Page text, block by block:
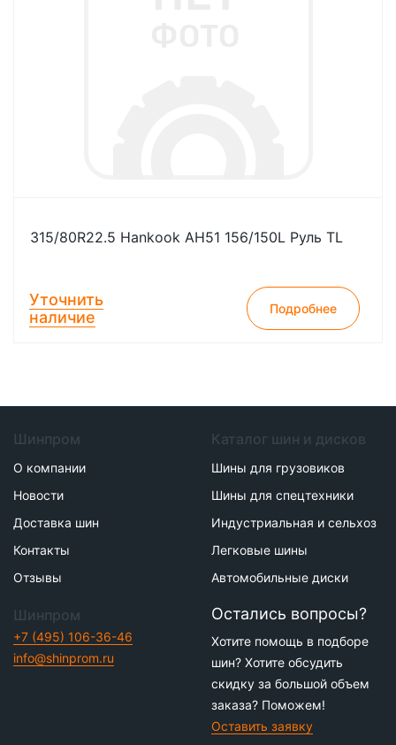
315/80R22.5 Hankook AH51 156/150L Руль TL
Уточнить
наличие
Подробнее
Шинпром
О компании
Новости
Доставка шин
Контакты
Отзывы
Каталог шин и дисков
Шины для грузовиков
Шины для спецтехники
Индустриальная и сельхоз
Легковые шины
Автомобильные диски
Шинпром
+7 (495) 106-36-46
info@shinprom.ru
Остались вопросы?
Хотите помощь в подборе
шин? Хотите обсудить
скидку за большой объем
заказа? Поможем!
Оставить заявку